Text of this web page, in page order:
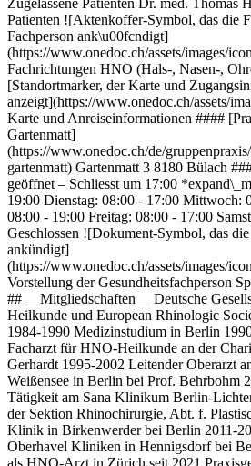
Zugelassene Patienten Dr. med. Thomas
Patienten ![Aktenkoffer-Symbol, das die
Fachperson ank\u00fcndigt]
(https://www.onedoc.ch/assets/images/
Fachrichtungen HNO (Hals-, Nasen-,
[Standortmarker, der Karte und
anzeigt](https://www.onedoc.ch/assets/
Karte und Anreiseinformationen ####
Gartenmatt]
(https://www.onedoc.ch/de/
gartenmatt) Gartenmatt 3 8180 Bülach
geöffnet – Schliesst um 17:00
19:00 Dienstag: 08:00 - 17:00 Mittwoch:
08:00 - 19:00 Freitag: 08:00 - 17:00
Geschlossen ![Dokument-Symbol, das
ankündigt]
(https://www.onedoc.ch/assets/images/
Vorstellung der Gesundheitsfachperson
## __Mitgliedschaften__ Deutsche
Heilkunde und European Rhinologic
1984-1990 Medizinstudium in Berlin
Facharzt für HNO-Heilkunde an der
Gerhardt 1995-2002 Leitender Oberarzt
Weißensee in Berlin bei Prof. Behrbohm
Tätigkeit am Sana Klinikum Berlin-
der Sektion Rhinochirurgie, Abt. f.
Klinik in Birkenwerder bei Berlin 2011-
Oberhavel Kliniken in Hennigsdorf bei
als HNO-Arzt in Zürich seit 2021